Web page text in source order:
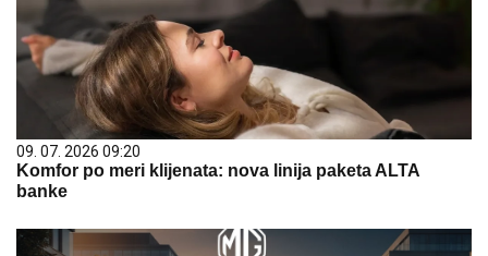
09. 07. 2026 09:20
Komfor po meri klijenata: nova linija paketa ALTA
banke